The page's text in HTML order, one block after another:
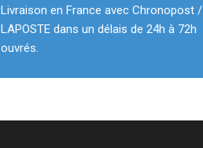
Livraison en France avec Chronopost /
LAPOSTE dans un délais de 24h à 72h
ouvrés.